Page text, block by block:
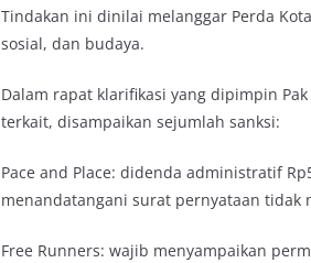
o
k
r
p
p
n
Tindakan ini dinilai melanggar Perda
sosial, dan budaya.
Dalam rapat klarifikasi yang dipimpin
terkait, disampaikan sejumlah sanksi:
Pace and Place: didenda administratif
menandatangani surat pernyataan tidak
Free Runners: wajib menyampaikan